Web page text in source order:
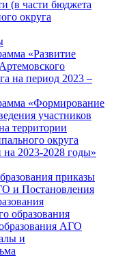
(в части бюджета
округа
«Развитие
на период 2023 –
«Формирование
участников
территории
округа
на 2023-2028 годы»
приказы
и Постановления
образования
АГО
и